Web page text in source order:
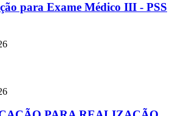
para Exame Médico III - PSS